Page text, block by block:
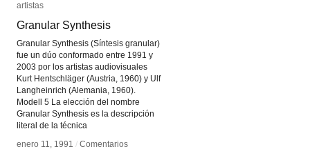
artistas
Granular Synthesis
Granular Synthesis (Síntesis granular)
fue un dúo conformado entre 1991 y
2003 por los artistas audiovisuales
Kurt Hentschläger (Austria, 1960) y Ulf
Langheinrich (Alemania, 1960).
Modell 5 La elección del nombre
Granular Synthesis es la descripción
literal de la técnica
enero 11, 1991 / Comentarios
artistas
Granular Synthesis
enero 11, 1991 / Comentarios